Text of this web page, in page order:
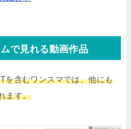
で見れる動画作品
を含むワンスマでは、他にも
ます。